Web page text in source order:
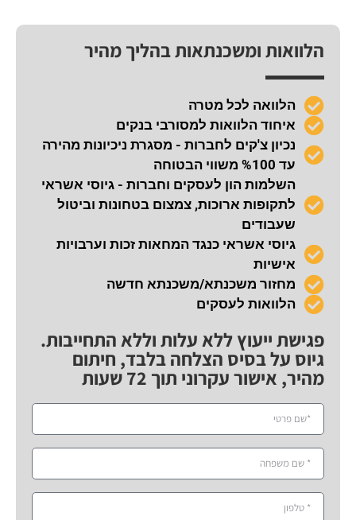
הלוואות ומשכנתאות בהליך מהיר
הלוואה לכל מטרה
איחוד הלוואות למסורבי בנקים
נכיון צ'קים לחברות - מסגרת ניכיונות מהירה
עד %100 משווי הבטוחה
השלמות הון לעסקים וחברות - גיוסי אשראי
לתקופות ארוכות, צמצום בטחונות וביטול
שעבודים
גיוסי אשראי כנגד המחאות זכות וערבויות
אישיות
מחזור משכנתא/משכנתא חדשה
הלוואות לעסקים
פגישת ייעוץ ללא עלות וללא התחייבות.
גיוס על בסיס הצלחה בלבד, חיתום
מהיר, אישור עקרוני תוך 72 שעות